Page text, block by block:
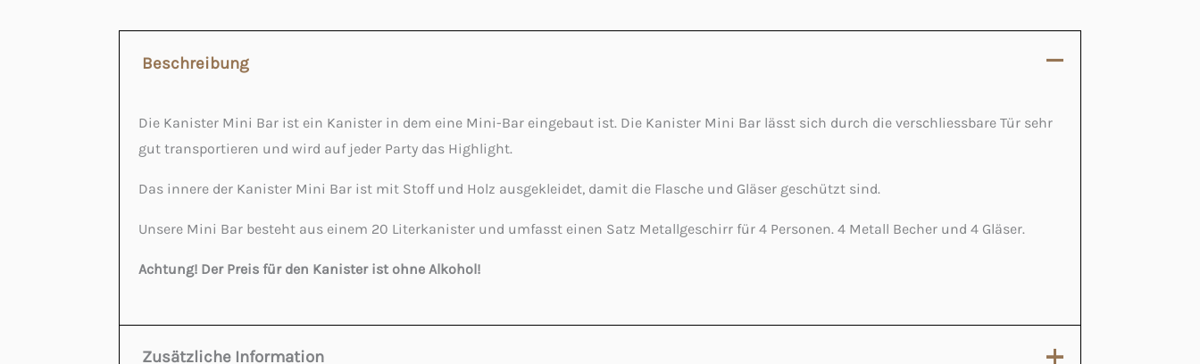
Beschreibung
Die Kanister Mini Bar ist ein Kanister in dem eine Mini-Bar eingebaut ist. Die Kanister Mini Bar lässt sich durch die verschliessbare Tür sehr
gut transportieren und wird auf jeder Party das Highlight.
Das innere der Kanister Mini Bar ist mit Stoff und Holz ausgekleidet, damit die Flasche und Gläser geschützt sind.
Unsere Mini Bar besteht aus einem 20 Literkanister und umfasst einen Satz Metallgeschirr für 4 Personen. 4 Metall Becher und 4 Gläser.
Achtung! Der Preis für den Kanister ist ohne Alkohol!
Zusätzliche Information